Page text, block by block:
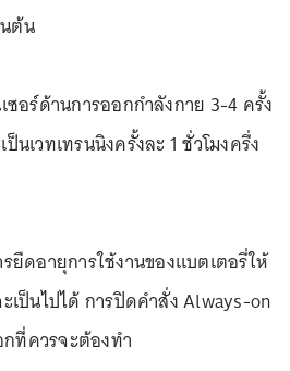
ต้น
ซอร์ด้านการออกกำลังกาย 3-4 ครั้ง
เวทเทรนนิงครั้งละ 1 ชั่วโมงครึ่ง
ดอายุการใช้งานของแบตเตอรี่ให้
เป็นไปได้ การปิดคำสั่ง Always-on
ที่ควรจะต้องทำ